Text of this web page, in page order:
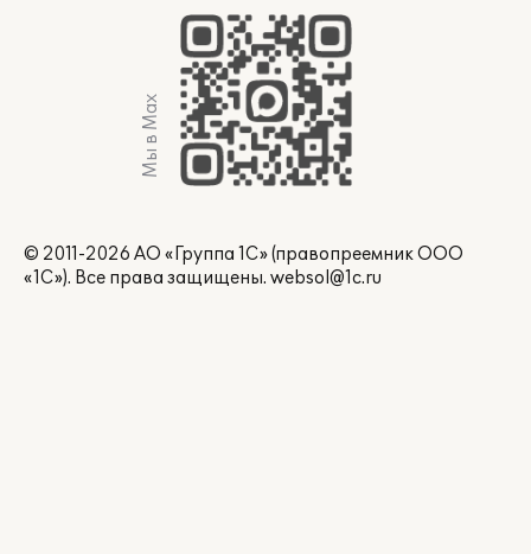
Мы в Max
© 2011-2026 АО «Группа 1С» (правопреемник ООО
«1С»). Все права защищены. websol@1c.ru